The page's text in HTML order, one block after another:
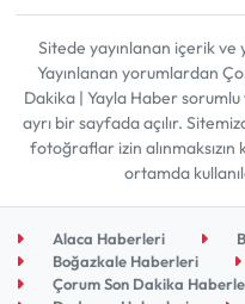
Sitede yayınlanan içerik
Yayınlanan yorumlardan
Dakika | Yayla Haber
ayrı bir sayfada açılır.
fotoğraflar izin
ortamda
Alaca Haberleri
Boğazkale Haberleri
Çorum Son Dakika